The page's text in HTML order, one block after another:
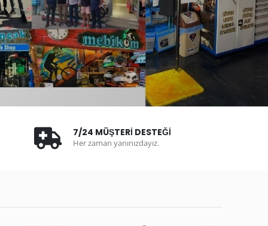
7/24 MÜŞTERİ DESTEĞİ
Her zaman yanınızdayız.